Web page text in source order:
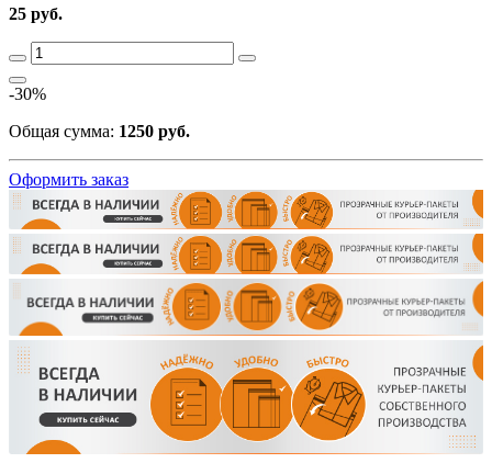
25 руб.
-30%
Общая сумма: 1250 руб.
Оформить заказ